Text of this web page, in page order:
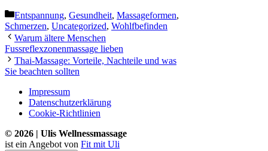
Categories
Entspannung, Gesundheit, Massageformen,
Schmerzen, Uncategorized, Wohlfbefinden
Warum ältere Menschen
Fussreflexzonenmassage lieben
Thai-Massage: Vorteile, Nachteile und was
Sie beachten sollten
Impressum
Datenschutzerklärung
Cookie-Richtlinien
© 2026 | Ulis Wellnessmassage
ist ein Angebot von Fit mit Uli